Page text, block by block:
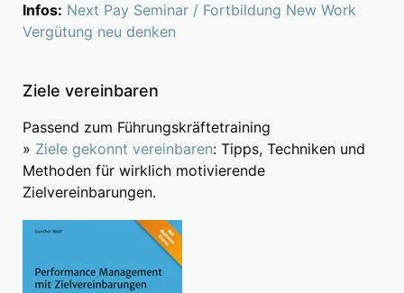
Infos: Next Pay Seminar / Fortbildung New Work
Vergütung neu denken
Ziele vereinbaren
Passend zum Führungskräftetraining
» Ziele gekonnt vereinbaren: Tipps, Techniken und
Methoden für wirklich motivierende
Zielvereinbarungen.